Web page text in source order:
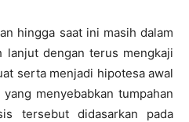
hingga saat ini masih dalam
lanjut dengan terus mengkaji
serta menjadi hipotesa awal
menyebabkan tumpahan
tersebut didasarkan pada